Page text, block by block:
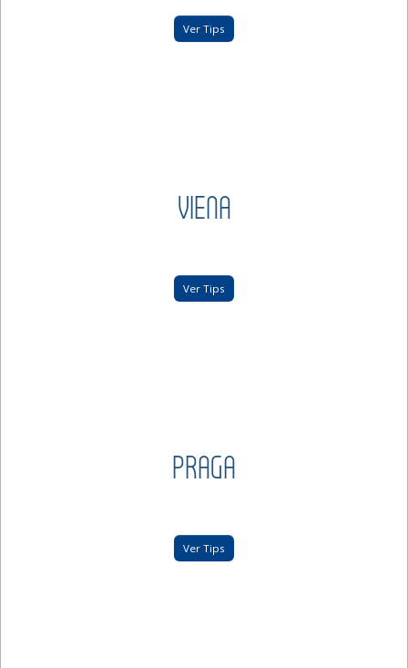
Ver Tips
VIENA
Ver Tips
PRAGA
Ver Tips